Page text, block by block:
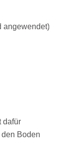
angewendet)
dafür
Boden